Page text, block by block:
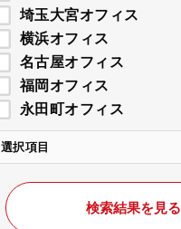
埼玉大宮オフィス
横浜オフィス
名古屋オフィス
福岡オフィス
永田町オフィス
選択項目
検索結果を見る